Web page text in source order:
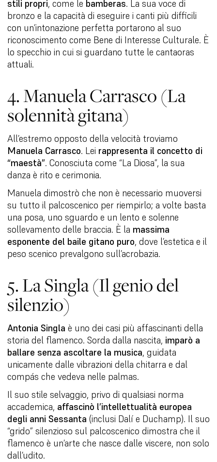
stili propri, come le bamberas. La sua voce di
bronzo e la capacità di eseguire i canti più difficili
con un’intonazione perfetta portarono al suo
riconoscimento come Bene di Interesse Culturale. È
lo specchio in cui si guardano tutte le cantaoras
attuali.
4. Manuela Carrasco (La
solennità gitana)
All’estremo opposto della velocità troviamo
Manuela Carrasco. Lei rappresenta il concetto di
“maestà”. Conosciuta come “La Diosa”, la sua
danza è rito e cerimonia.
Manuela dimostrò che non è necessario muoversi
su tutto il palcoscenico per riempirlo; a volte basta
una posa, uno sguardo e un lento e solenne
sollevamento delle braccia. È la massima
esponente del baile gitano puro, dove l’estetica e il
peso scenico prevalgono sull’acrobazia.
5. La Singla (Il genio del
silenzio)
Antonia Singla è uno dei casi più affascinanti della
storia del flamenco. Sorda dalla nascita, imparò a
ballare senza ascoltare la musica, guidata
unicamente dalle vibrazioni della chitarra e dal
compás che vedeva nelle palmas.
Il suo stile selvaggio, privo di qualsiasi norma
accademica, affascinò l’intellettualità europea
degli anni Sessanta (inclusi Dalí e Duchamp). Il suo
“grido” silenzioso sul palcoscenico dimostra che il
flamenco è un’arte che nasce dalle viscere, non solo
dall’udito.